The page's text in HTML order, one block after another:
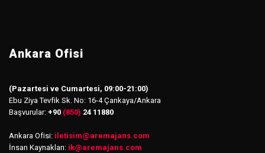
Ankara Ofisi
(Pazartesi ve Cumartesi, 09:00-21:00)
Ebu Ziya Tevfik Sk. No: 16-4 Çankaya/Ankara
Başvurular: +90 (850) 24 11880
Ankara Ofisi: iletisim@aremajans.com
İnsan Kaynakları: ik@aremajans.com